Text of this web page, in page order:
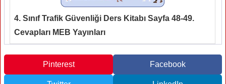
4. Sınıf Trafik Güvenliği Ders Kitabı Sayfa 48-49.
Cevapları MEB Yayınları
Pinterest Facebook